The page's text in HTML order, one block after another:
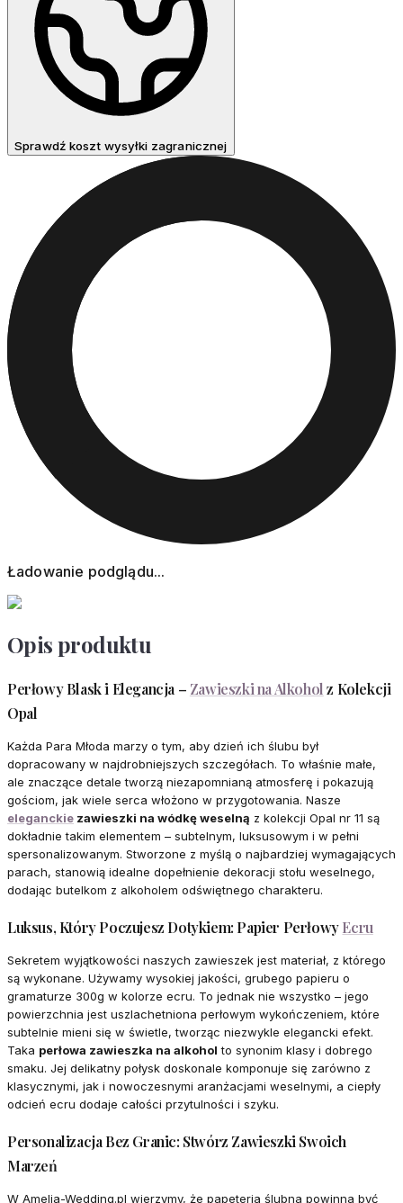
Sprawdź koszt wysyłki zagranicznej
Ładowanie podglądu...
Opis produktu
Perłowy Blask i Elegancja – Zawieszki na Alkoholz Kolekcji
Opal
Każda Para Młoda marzy o tym, aby dzień ich ślubu był
dopracowany w najdrobniejszych szczegółach. To właśnie małe,
ale znaczące detale tworzą niezapomnianą atmosferę i pokazują
gościom, jak wiele serca włożono w przygotowania. Nasze
eleganckie zawieszki na wódkę weselną z kolekcji Opal nr 11 są
dokładnie takim elementem – subtelnym, luksusowym i w pełni
spersonalizowanym. Stworzone z myślą o najbardziej wymagających
parach, stanowią idealne dopełnienie dekoracji stołu weselnego,
dodając butelkom z alkoholem odświętnego charakteru.
Luksus, Który Poczujesz Dotykiem: Papier PerłowyEcru
Sekretem wyjątkowości naszych zawieszek jest materiał, z którego
są wykonane. Używamy wysokiej jakości, grubego papieru o
gramaturze 300g w kolorze ecru. To jednak nie wszystko – jego
powierzchnia jest uszlachetniona perłowym wykończeniem, które
subtelnie mieni się w świetle, tworząc niezwykle elegancki efekt.
Taka perłowa zawieszka na alkohol to synonim klasy i dobrego
smaku. Jej delikatny połysk doskonale komponuje się zarówno z
klasycznymi, jak i nowoczesnymi aranżacjami weselnymi, a ciepły
odcień ecru dodaje całości przytulności i szyku.
Personalizacja Bez Granic: Stwórz Zawieszki Swoich
Marzeń
W Amelia-Wedding.pl wierzymy, że papeteria ślubna powinna być